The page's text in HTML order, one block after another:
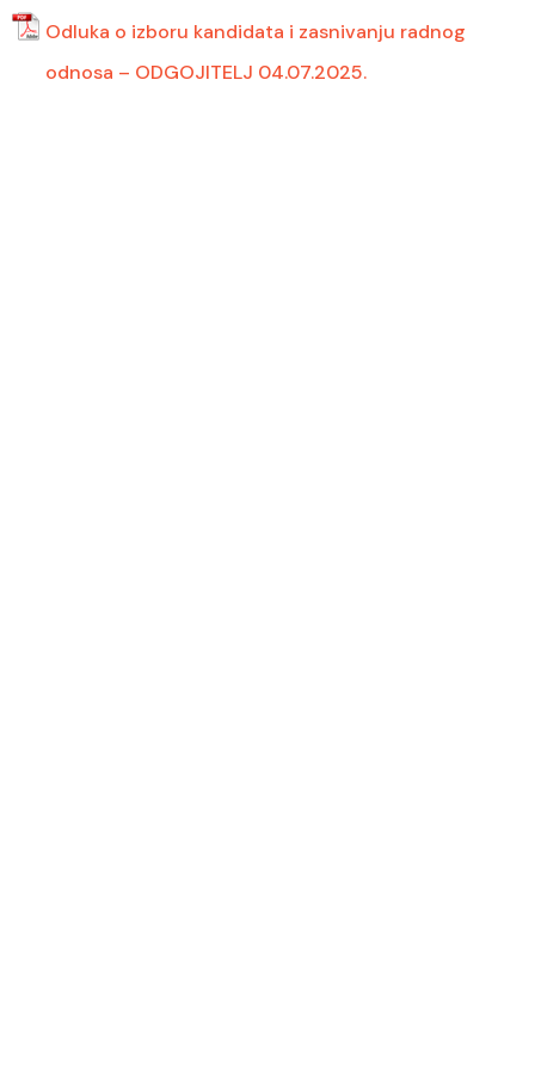
Odluka o izboru kandidata i zasnivanju radnog
odnosa – ODGOJITELJ 04.07.2025.